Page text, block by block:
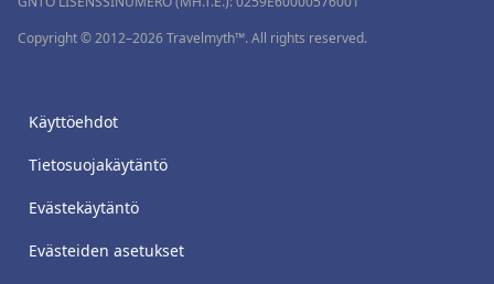
Copyright © 2012–2026 Travelmyth™. All rights reserved.
Käyttöehdot
Tietosuojakäytäntö
Evästekäytäntö
Evästeiden asetukset